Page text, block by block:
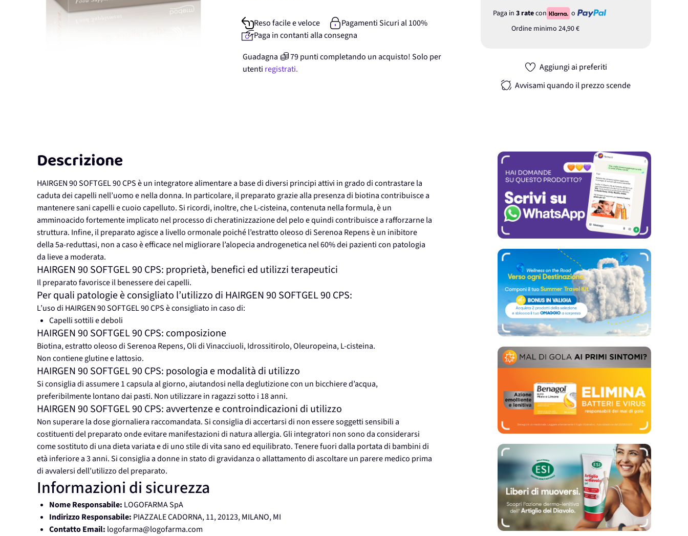
Paga in 3 ratecon
o
Ordine minimo 24,90 €
Aggiungi ai preferiti
Avvisami quando il prezzo scende
Reso facile e veloce
Pagamenti Sicuri al 100%
Paga in contanti alla consegna
Guadagna
79punticompletando un acquisto! Solo per
utenti registrati.
Descrizione
HAIRGEN 90 SOFTGEL 90 CPS è un integratore alimentare a base di diversi principi attivi in grado di contrastare la
caduta dei capelli nell’uomo e nella donna. In particolare, il preparato grazie alla presenza di biotina contribuisce a
mantenere sani capelli e cuoio capelluto. Si ricordi, inoltre, che L-cisteina, contenuta nella formula, è un
amminoacido fortemente implicato nel processo di cheratinizzazione del pelo e quindi contribuisce a rafforzarne la
struttura. Infine, il preparato agisce a livello ormonale poiché l’estratto oleoso di Serenoa Repens è un inibitore
della 5a-reduttasi, non a caso è efficace nel migliorare l’alopecia androgenetica nel 60% dei pazienti con patologia
da lieve a moderata.
HAIRGEN 90 SOFTGEL 90 CPS: proprietà, benefici ed utilizzi terapeutici
Il preparato favorisce il benessere dei capelli.
Per quali patologie è consigliato l’utilizzo di HAIRGEN 90 SOFTGEL 90 CPS:
L’uso di HAIRGEN 90 SOFTGEL 90 CPS è consigliato in caso di:
Capelli sottili e deboli
HAIRGEN 90 SOFTGEL 90 CPS: composizione
Biotina, estratto oleoso di Serenoa Repens, Oli di Vinacciuoli, Idrossitirolo, Oleuropeina, L-cisteina.
Non contiene glutine e lattosio.
HAIRGEN 90 SOFTGEL 90 CPS: posologia e modalità di utilizzo
Si consiglia di assumere 1 capsula al giorno, aiutandosi nella deglutizione con un bicchiere d’acqua,
preferibilmente lontano dai pasti. Non utilizzare in ragazzi sotto i 18 anni.
HAIRGEN 90 SOFTGEL 90 CPS: avvertenze e controindicazioni di utilizzo
Non superare la dose giornaliera raccomandata. Si consiglia di accertarsi di non essere soggetti sensibili a
costituenti del preparato onde evitare manifestazioni di natura allergia. Gli integratori non sono da considerarsi
come sostituto di una dieta variata e di uno stile di vita sano ed equilibrato. Tenere fuori dalla portata di bambini di
età inferiore a 3 anni. Si consiglia a donne in stato di gravidanza o allattamento di ascoltare un parere medico prima
di avvalersi dell’utilizzo del preparato.
Informazioni di sicurezza
Nome Responsabile: LOGOFARMA SpA
Indirizzo Responsabile: PIAZZALE CADORNA, 11, 20123, MILANO, MI
Contatto Email: logofarma@logofarma.com